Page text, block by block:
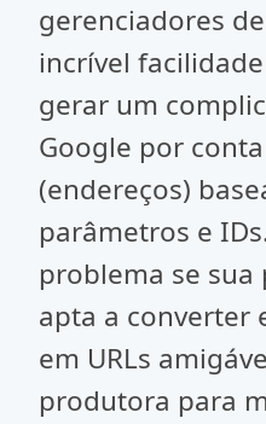
gerenciadores
incrível
gerar um
Google por conta
(endereços)
parâmetros e
problema se
apta a converter
em URLs
produtora para